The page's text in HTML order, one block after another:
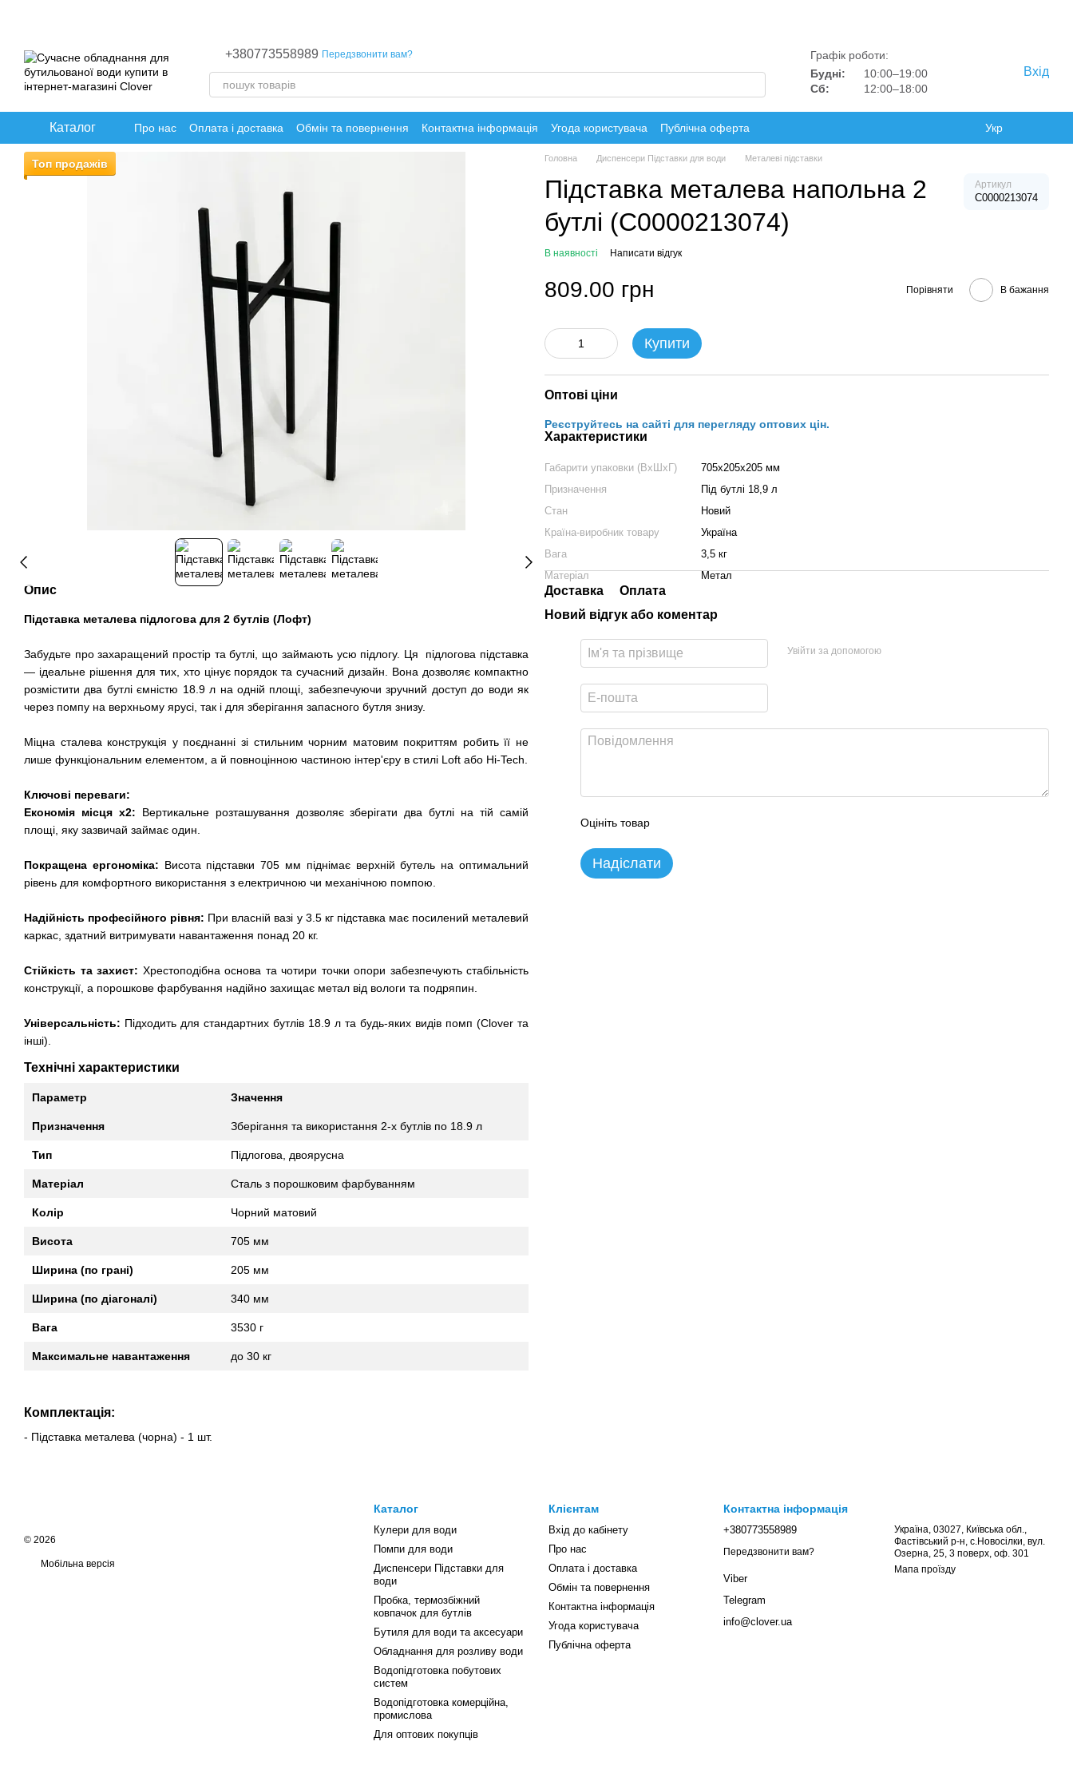
+380773558989 Передзвонити вам?
Графік роботи:
Будні:
10:00–19:00
Сб:
12:00–18:00
Вхід
Каталог Про нас Оплата і доставка Обмін та повернення Контактна інформація Угода користувача Публічна оферта Укр
Топ продажів
Опис
Підставка металева підлогова для 2 бутлів (Лофт)
Забудьте про захаращений простір та бутлі, що займають усю підлогу. Ця підлогова підставка
— ідеальне рішення для тих, хто цінує порядок та сучасний дизайн. Вона дозволяє компактно
розмістити два бутлі ємністю 18.9 л на одній площі, забезпечуючи зручний доступ до води як
через помпу на верхньому ярусі, так і для зберігання запасного бутля знизу.
Міцна сталева конструкція у поєднанні зі стильним чорним матовим покриттям робить її не
лише функціональним елементом, а й повноцінною частиною інтер'єру в стилі Loft або Hi-Tech.
Ключові переваги:
Економія місця х2: Вертикальне розташування дозволяє зберігати два бутлі на тій самій
площі, яку зазвичай займає один.
Покращена ергономіка: Висота підставки 705 мм піднімає верхній бутель на оптимальний
рівень для комфортного використання з електричною чи механічною помпою.
Надійність професійного рівня: При власній вазі у 3.5 кг підставка має посилений металевий
каркас, здатний витримувати навантаження понад 20 кг.
Стійкість та захист: Хрестоподібна основа та чотири точки опори забезпечують стабільність
конструкції, а порошкове фарбування надійно захищає метал від вологи та подряпин.
Універсальність: Підходить для стандартних бутлів 18.9 л та будь-яких видів помп (Clover та
інші).
Технічні характеристики
Параметр Значення
Призначення Зберігання та використання 2-х бутлів по 18.9 л
Тип Підлогова, двоярусна
Матеріал Сталь з порошковим фарбуванням
Колір Чорний матовий
Висота 705 мм
Ширина (по грані) 205 мм
Ширина (по діагоналі) 340 мм
Вага 3530 г
Максимальне навантаження до 30 кг
Комплектація:
- Підставка металева (чорна) - 1 шт.
Головна Диспенсери Підставки для води Металеві підставки
Підставка металева напольна 2
бутлі (C0000213074)
Артикул
C0000213074
В наявності Написати відгук
809.00 грн Порівняти В бажання
Купити
Оптові ціни
Реєструйтесь на сайті для перегляду оптових цін.
Характеристики
Габарити упаковки (ВхШхГ)
705х205х205 мм
Призначення
Під бутлі 18,9 л
Стан
Новий
Країна-виробник товару
Україна
Вага
3,5 кг
Матеріал
Метал
Доставка
Оплата
Новий відгук або коментар
Увійти за допомогою
Оцініть товар
Надіслати
© 2026
Мобільна версія
Каталог
Кулери для води
Помпи для води
Диспенсери Підставки для
води
Пробка, термозбіжний
ковпачок для бутлів
Бутиля для води та аксесуари
Обладнання для розливу води
Водопідготовка побутових
систем
Водопідготовка комерційна,
промислова
Для оптових покупців
Клієнтам
Вхід до кабінету
Про нас
Оплата і доставка
Обмін та повернення
Контактна інформація
Угода користувача
Публічна оферта
Контактна інформація
+380773558989
Передзвонити вам?
Viber
Telegram
info@clover.ua
Україна, 03027, Київська обл.,
Фастівський р-н, с.Новосілки, вул.
Озерна, 25, 3 поверх, оф. 301
Мапа проїзду